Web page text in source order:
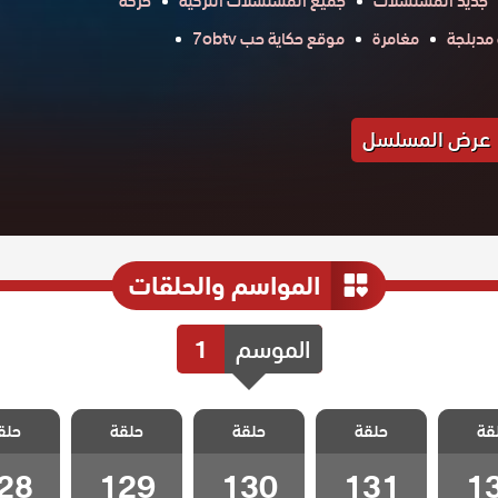
مغامرة
موقع حكاية حب 7obtv
عرض المسلسل
المواسم والحلقات
الموسم 1
اتصل
مدبلج
مسلسل اتصل
بوكيلي مدبلج
الحلقة 131
حلقة
131
مسلسل اتصل
بوكيلي مدبلج
الحلقة 130
حلقة
130
مسلسل اتصل
بوكيلي مدبلج
الحلقة 129
حلقة
129
الحلقة